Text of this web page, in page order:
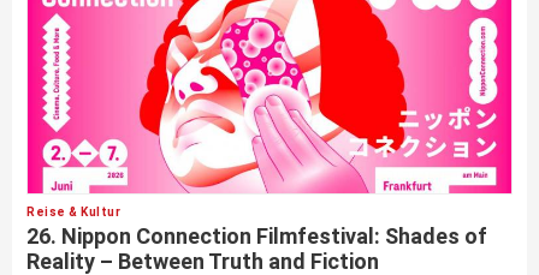
Reise & Kultur
26. Nippon Connection Filmfestival: Shades of
Reality – Between Truth and Fiction